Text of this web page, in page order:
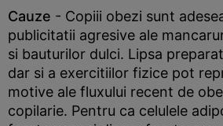
Cauze - Copiii obezi sunt
publicitatii agresive ale
si bauturilor dulci. Lipsa
dar si a exercitiilor fizice pot
motive ale fluxului recent de
copilarie. Pentru ca celulele